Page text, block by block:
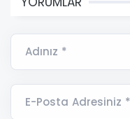
Adınız *
E-Posta Adresiniz *